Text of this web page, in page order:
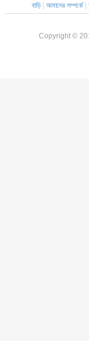
বাড়ি| আমাদের সম্পর্কে|
Copyright ©